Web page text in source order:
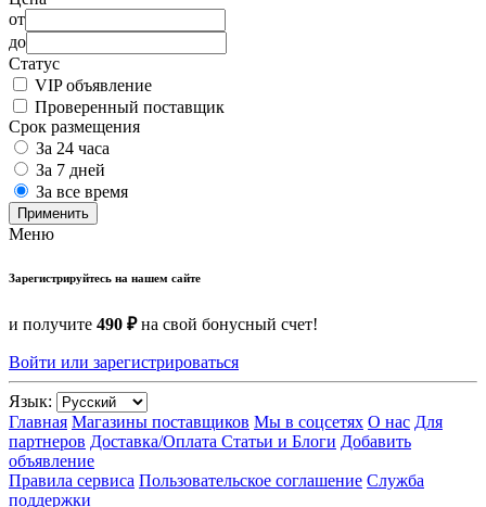
от
до
Статус
VIP объявление
Проверенный поставщик
Срок размещения
За 24 часа
За 7 дней
За все время
Применить
Меню
Зарегистрируйтесь на нашем сайте
и получите 490 ₽на свой бонусный счет!
Войти или зарегистрироваться
Язык:
Главная Магазины поставщиков Мы в соцсетях О нас Для
партнеров Доставка/Оплата Статьи и Блоги Добавить
объявление
Правила сервиса Пользовательское соглашение Служба
поддержки